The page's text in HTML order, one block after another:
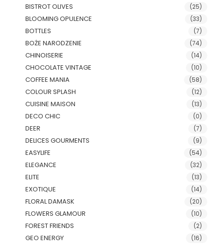
BISTROT OLIVES (25)
BLOOMING OPULENCE (33)
BOTTLES (7)
BOŻE NARODZENIE (74)
CHINOISERIE (14)
CHOCOLATE VINTAGE (10)
COFFEE MANIA (58)
COLOUR SPLASH (12)
CUISINE MAISON (13)
DECO CHIC (0)
DEER (7)
DELICES GOURMENTS (9)
EASYLIFE (54)
ELEGANCE (32)
ELITE (13)
EXOTIQUE (14)
FLORAL DAMASK (20)
FLOWERS GLAMOUR (10)
FOREST FRIENDS (2)
GEO ENERGY (16)